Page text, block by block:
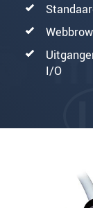
I/O